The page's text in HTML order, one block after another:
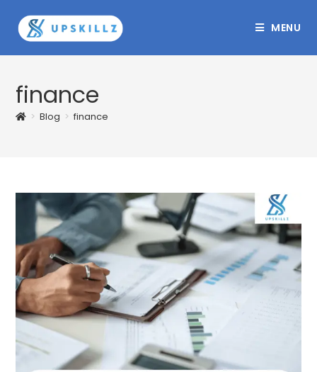
content
MENU
finance
> Blog > finance